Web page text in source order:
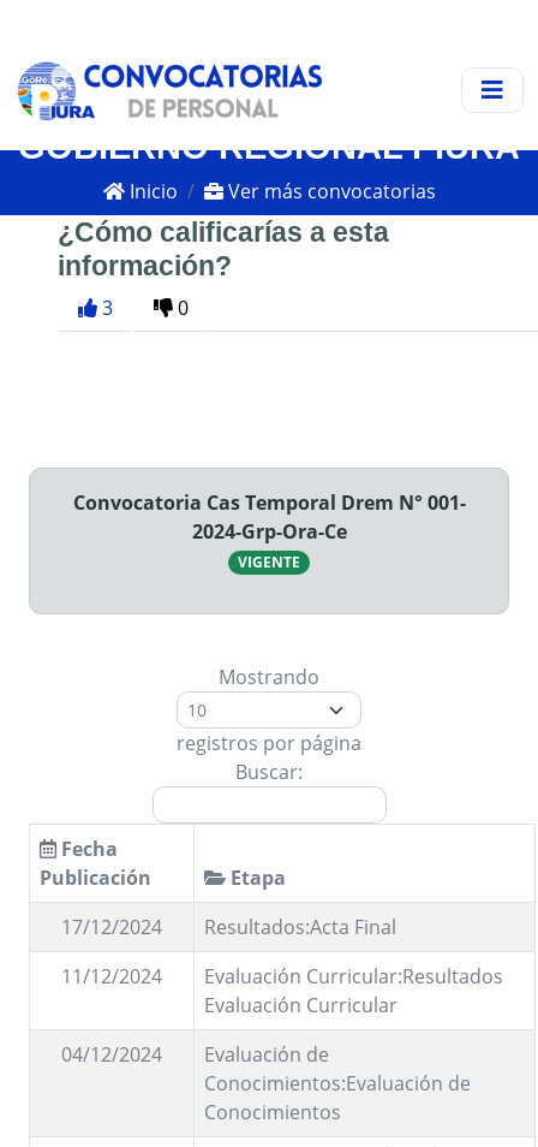
GOBIERNO REGIONAL PIURA
Inicio Ver más convocatorias
¿Cómo calificarías a esta
información?
3 0
Convocatoria Cas Temporal Drem N° 001-
2024-Grp-Ora-Ce
VIGENTE
Mostrando
registros por página
Buscar:
Fecha
Publicación
Etapa
17/12/2024
Resultados:Acta Final
11/12/2024
Evaluación Curricular:Resultados
Evaluación Curricular
04/12/2024
Evaluación de
Conocimientos:Evaluación de
Conocimientos